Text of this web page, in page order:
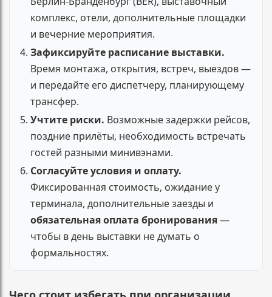
комплекс, отели, дополнительные площадки
и вечерние мероприятия.
Зафиксируйте расписание выставки.
Время монтажа, открытия, встреч, выездов —
и передайте его диспетчеру, планирующему
трансфер.
Учтите риски. Возможные задержки рейсов,
поздние прилёты, необходимость встречать
гостей разными минивэнами.
Согласуйте условия и оплату.
Фиксированная стоимость, ожидание у
терминала, дополнительные заезды и
обязательная оплата бронирования—
чтобы в день выставки не думать о
формальностях.